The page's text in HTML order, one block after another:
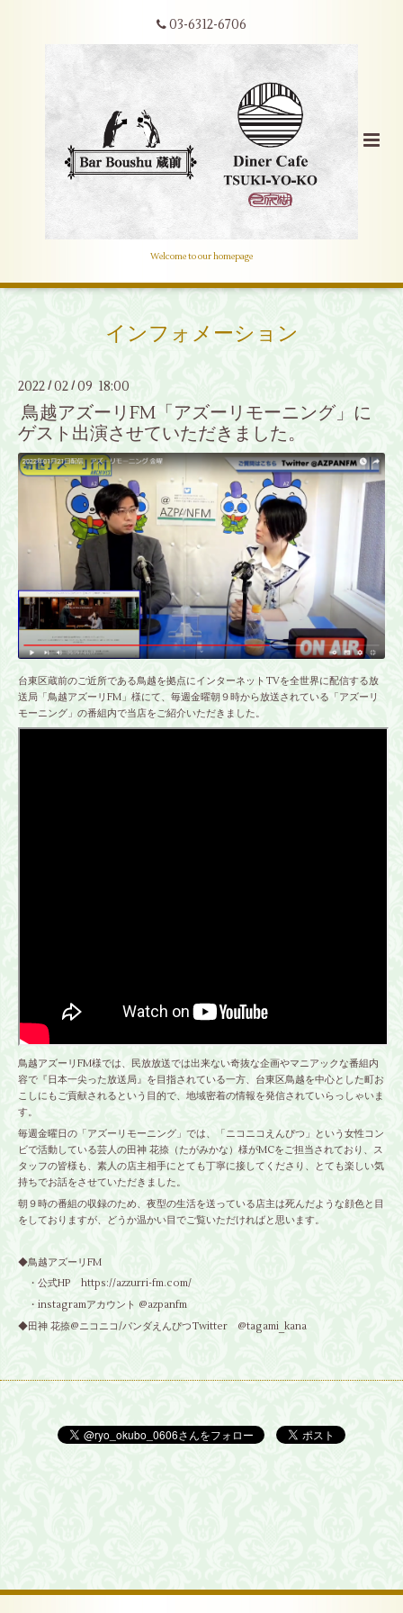
03-6312-6706
Welcome to our homepage
インフォメーション
2022 /02 / 09 18:00
鳥越アズーリFM「アズーリモーニング」に
ゲスト出演させていただきました。
台東区蔵前のご近所である鳥越を拠点にインターネットTVを全世界に配信する放
送局「鳥越アズーリFM」様にて、毎週金曜朝９時から放送されている「アズーリ
モーニング」の番組内で当店をご紹介いただきました。
鳥越アズーリFM様では、民放放送では出来ない奇抜な企画やマニアックな番組内
容で『日本一尖った放送局』を目指されている一方、台東区鳥越を中心とした町お
こしにもご貢献されるという目的で、地域密着の情報を発信されていらっしゃいま
す。
毎週金曜日の「アズーリモーニング」では、「ニコニコえんぴつ」という女性コン
ビで活動している芸人の田神 花捺（たがみかな） 様がMCをご担当されており、ス
タッフの皆様も、素人の店主相手にとても丁寧に接してくださり、とても楽しい気
持ちでお話をさせていただきました。
朝９時の番組の収録のため、夜型の生活を送っている店主は死んだような顔色と目
をしておりますが、どうか温かい目でご覧いただければと思います。
◆鳥越アズーリFM
・公式HP https://azzurri-fm.com/
・instagramアカウント @azpanfm
◆田神 花捺@ニコニコ/パンダえんぴつTwitter @tagami_kana